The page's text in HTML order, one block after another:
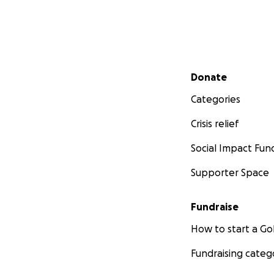
Secondary menu
Donate
Categories
Crisis relief
Social Impact
Supporter Space
Fundraise
How to start a
Fundraising